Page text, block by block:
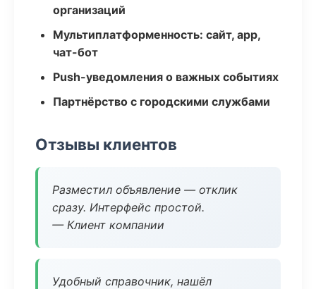
организаций
Мультиплатформенность: сайт, app,
чат-бот
Push-уведомления о важных событиях
Партнёрство с городскими службами
Отзывы клиентов
Разместил объявление — отклик
сразу. Интерфейс простой.
— Клиент компании
Удобный справочник, нашёл